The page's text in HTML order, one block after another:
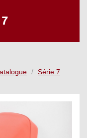
Série 7